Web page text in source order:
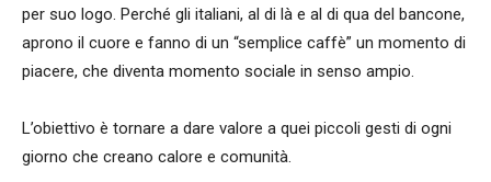
per suo logo. Perché gli italiani, al di là e al di qua del bancone,
aprono il cuore e fanno di un “semplice caffè” un momento di
piacere, che diventa momento sociale in senso ampio.
L’obiettivo è tornare a dare valore a quei piccoli gesti di ogni
giorno che creano calore e comunità.